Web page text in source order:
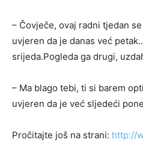
– Čovječe, ovaj radni tjedan
uvjeren da je danas već
srijeda.Pogleda ga drugi,
– Ma blago tebi, ti si barem
uvjeren da je već sljedeći
Pročitajte još na strani: http://